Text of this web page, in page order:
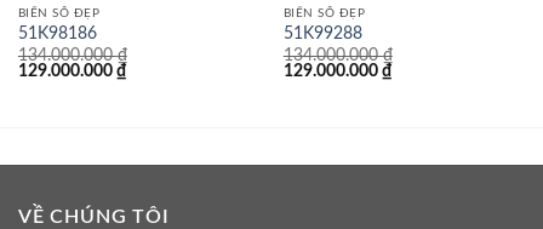
BIỂN SỐ ĐẸP
51K98186
134.000.000₫
Giá
129.000.000 ₫Giá
BIỂN SỐ ĐẸP
51K99288
134.000.000₫
Giá
129.000.000 ₫Giá
VỀ CHÚNG TÔI